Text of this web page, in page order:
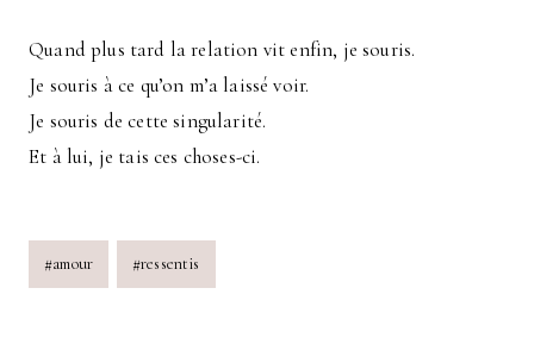
Quand plus tard la relation vit enfin, je souris.
Je souris à ce qu’on m’a laissé voir.
Je souris de cette singularité.
Et à lui, je tais ces choses-ci.
Post
Tags:
#amour #ressentis